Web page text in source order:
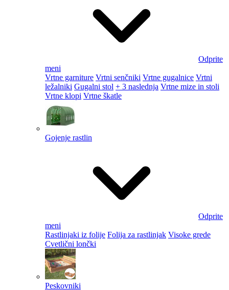
Odprite
meni
Vrtne garniture Vrtni senčniki Vrtne gugalnice Vrtni
ležalniki Gugalni stol + 3 naslednja Vrtne mize in stoli
Vrtne klopi Vrtne škatle
Gojenje rastlin
Odprite
meni
Rastlinjaki iz folije Folija za rastlinjak Visoke grede
Cvetlični lončki
Peskovniki